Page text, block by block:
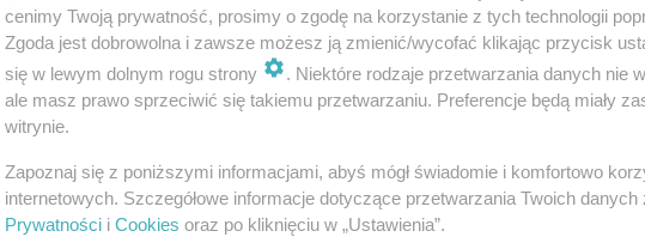
cenimy Twoją prywatność, prosimy o zgodę na korzystanie z tych technologii
Zgoda jest dobrowolna i zawsze możesz ją zmienić/wycofać klikając przycisk
się w lewym dolnym rogu strony
. Niektóre rodzaje przetwarzania danych nie
ale masz prawo sprzeciwić się takiemu przetwarzaniu. Preferencje będą miały
witrynie.
Zapoznaj się z poniższymi informacjami, abyś mógł świadomie i komfortowo
internetowych. Szczegółowe informacje dotyczące przetwarzania Twoich
Prywatności i Cookies oraz po kliknięciu w „Ustawienia”.